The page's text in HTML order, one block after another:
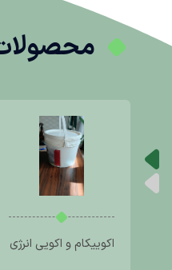
اکوییکام و اکویی انرژی